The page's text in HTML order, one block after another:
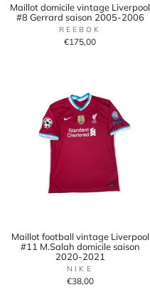
Maillot domicile vintage Liverpool
#8 Gerrard saison 2005-2006
REEBOK
€175,00
Maillot football vintage Liverpool
#11 M.Salah domicile saison
2020-2021
NIKE
€38,00